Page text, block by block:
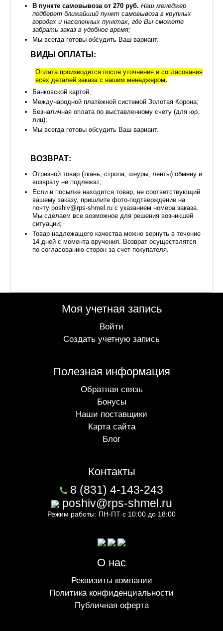
В пункте самовывоза от 270 руб. Наш менеджер
подберет ближайший пункт самовывоза в крупных
городах и населенных пунктах, где Вы сможете
забрать заказ в удобное время;
Мы всегда готовы обсудить Ваш вариант.
ВИДЫ ОПЛАТЫ:
Оплата производится после уточнения и согласования
всех деталей заказа с нашим менеджером.
Банковской картой;
Международной платёжной системой Золотая Корона;
Безналичная оплата по выставленному счету (для юр.
лиц);
Мы всегда готовы обсудить Ваш вариант.
ВОЗВРАТ:
Отрезной товар (ткань, стропа, шнуры, ленты) обмену и
возврату не подлежат;
Если в посылке находится товар, не соответствующий
вашему заказу, пришлите фото-подтверждение на
почту poshiv@rps-shmel.ru с указанием номера заказа.
Мы сделаем все возможное для решения возникшей
ситуации;
Товар надлежащего качества можно вернуть в течение
14 дней с момента вручения. Возврат осуществлятся
по согласованию сторон за счет покупателя.
Моя учетная запись
Войти
Создать учетную запись
Полезная информация
Обратная связь
Бонусы
Наши поставщики
Карта сайта
Блог
Контакты
8 (831) 4-143-243
poshiv@rps-shmel.ru
Режим работы: ПН-ПТ с 10:00 до 18:00
О нас
Реквизиты компании
Политика конфиденциальности
Публичная оферта